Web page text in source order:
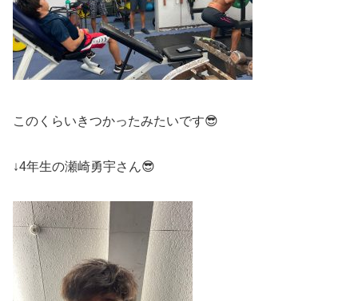
このくらいきつかったみたいです😎
↓4年生の瀬崎勇宇さん😎